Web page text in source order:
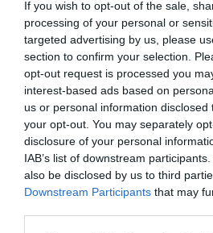
If you wish to opt-out of the sale,
processing of your personal or
targeted advertising by us, please
section to confirm your selection.
opt-out request is processed you
interest-based ads based on
us or personal information
your opt-out. You may separately
disclosure of your personal
IAB’s list of downstream
also be disclosed by us to third
Downstream Participants that may